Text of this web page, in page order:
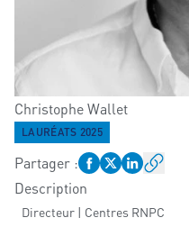
ChristopheWallet
LAURÉATS 2025
Partager :
Description
Directeur | Centres RNPC